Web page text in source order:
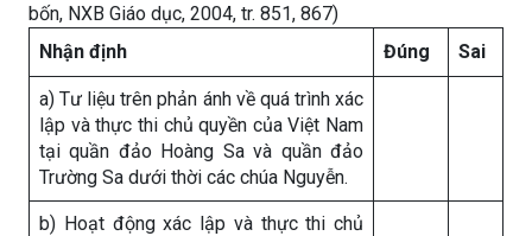
bốn, NXB Giáo dục, 2004, tr. 851, 867)
Nhận định
Đúng Sai
a) Tư liệu trên phản ánh về quá trình xác
lập và thực thi chủ quyền của Việt Nam
tại quần đảo Hoàng Sa và quần đảo
Trường Sa dưới thời các chúa Nguyễn.
b) Hoạt động xác lập và thực thi chủ